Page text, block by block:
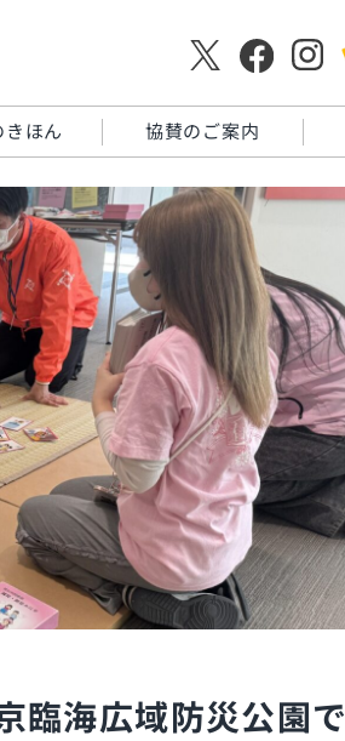
きほん 協賛のご案内
臨海広域防災公園で